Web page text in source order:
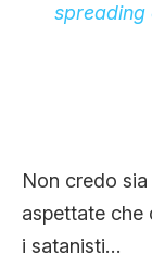
spreading
Non credo
aspettate che
i satanisti…